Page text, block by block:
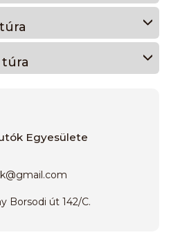
Egyesülete
@gmail.com
Borsodi út 142/C.